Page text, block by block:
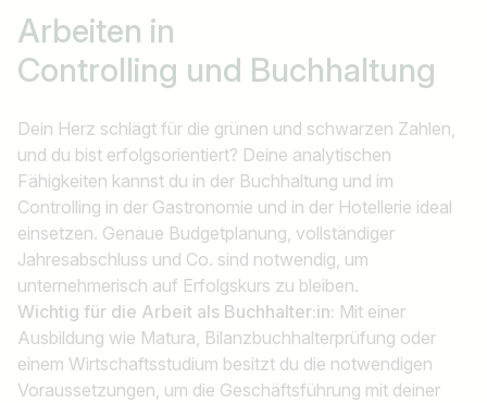
Arbeiten in
Controlling und Buchhaltung
Dein Herz schlägt für die grünen und schwarzen Zahlen,
und du bist erfolgsorientiert? Deine analytischen
Fähigkeiten kannst du in der Buchhaltung und im
Controlling in der Gastronomie und in der Hotellerie ideal
einsetzen. Genaue Budgetplanung, vollständiger
Jahresabschluss und Co. sind notwendig, um
unternehmerisch auf Erfolgskurs zu bleiben.
Wichtig für die Arbeit als Buchhalter:in: Mit einer
Ausbildung wie Matura, Bilanzbuchhalterprüfung oder
einem Wirtschaftsstudium besitzt du die notwendigen
Voraussetzungen, um die Geschäftsführung mit deiner